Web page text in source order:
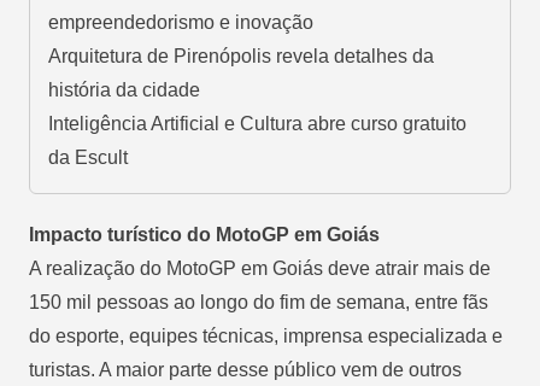
empreendedorismo e inovação
Arquitetura de Pirenópolis revela detalhes da
história da cidade
Inteligência Artificial e Cultura abre curso gratuito
da Escult
Impacto turístico do MotoGP em Goiás
A realização do MotoGP em Goiás deve atrair mais de
150 mil pessoas ao longo do fim de semana, entre fãs
do esporte, equipes técnicas, imprensa especializada e
turistas. A maior parte desse público vem de outros